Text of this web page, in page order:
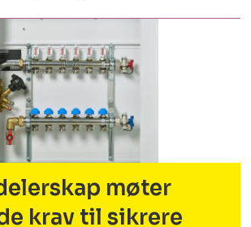
møter
krav til sikrere